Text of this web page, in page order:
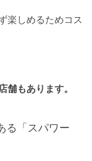
楽しめるためコス
舗もあります。
る「スパワー